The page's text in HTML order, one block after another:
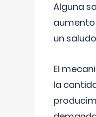
Alguna
aumento
un saludo
El
la